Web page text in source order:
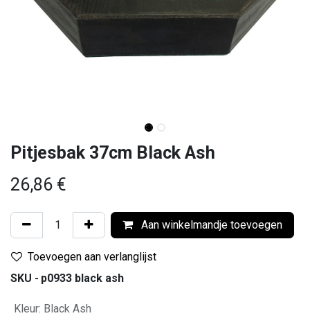
Pitjesbak 37cm Black Ash
26,86 €
Aan winkelmandje toevoegen
Toevoegen aan verlanglijst
SKU - p0933 black ash
Kleur: Black Ash